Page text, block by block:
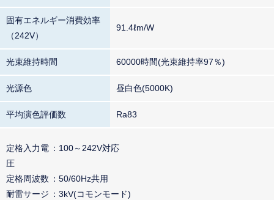
固有エネルギー消費効率
（242V）
91.4ℓm/W
光束維持時間 60000時間(光束維持率97％)
光源色 昼白色(5000K)
平均演色評価数 Ra83
定格入力電
圧
100～242V対応
定格周波数
50/60Hz共用
耐雷サージ
3kV(コモンモード)